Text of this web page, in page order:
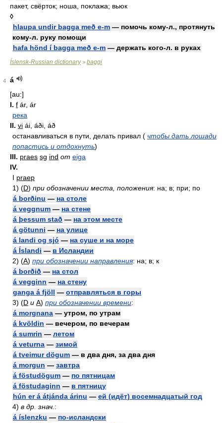
пакет, свёрток; ноша, поклажа; вьюк
◊
hlaupa undir bagga með e-m — помочь кому-л., протянуть
кому-л. руку помощи
hafa hönd í bagga með e-m — держать кого-л. в руках
Íslensk-Russian dictionary> baggi
4
á
[au:]
I. f ár, ár
река
II. vi ái, áði, áð
останавливаться в пути, делать привал ( чтобы дать лошади
попастись и отдохнуть)
III. praes sg ind от eiga
IV.
I praep
1) (D) при обозначении места, положения: на; в; при; по
á borðinu — на столе
á veggnum — на стене
á þessum stað — на этом месте
á götunni — на улице
á landi og sjó — на суше и на море
á Íslandi — в Исландии
2) (A) при обозначении направления: на; в; к
á borðið — на стол
á vegginn — на стену
ganga á fjöll — отправляться в горы
3) (D и A) при обозначении времени:
á morgnana — утром, по утрам
á kvöldin — вечером, по вечерам
á sumrin — летом
á veturna — зимой
á tveimur dögum — в два дня, за два дня
á morgun — завтра
á föstudögum — по пятницам
á föstudaginn — в пятницу
hún er á átjánda árinu — ей (идёт) восемнадцатый год
4) в др. знач. :
á íslenzku — по-исландски